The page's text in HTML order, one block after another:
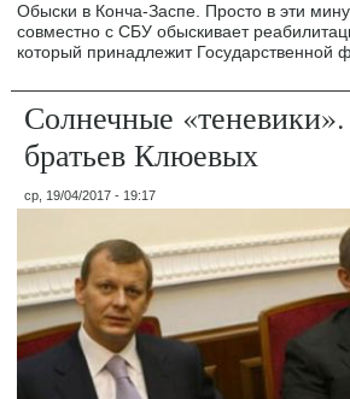
Обыски в Конча-Заспе. Просто в эти
совместно с СБУ обыскивает
который принадлежит Государственной
Солнечные
братьев Клюевых
ср, 19/04/2017 - 19:17